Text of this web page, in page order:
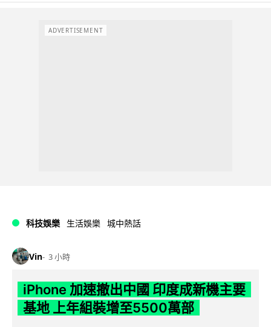
ADVERTISEMENT
科技娛樂 生活娛樂 城中熱話
Vin 3 小時
iPhone 加速撤出中國 印度成新機主要
基地 上年組裝增至5500萬部